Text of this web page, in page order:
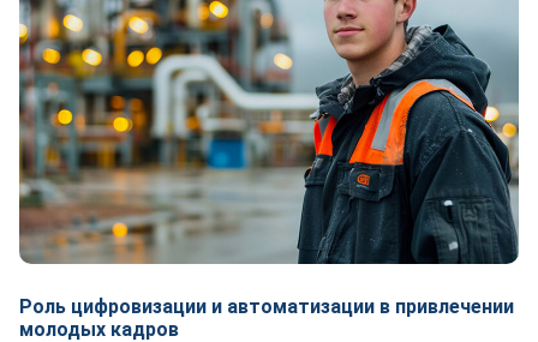
Роль цифровизации и автоматизации в привлечении
молодых кадров